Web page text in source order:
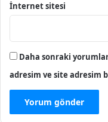
İnternet sitesi
Daha sonraki
adresim ve site adresim